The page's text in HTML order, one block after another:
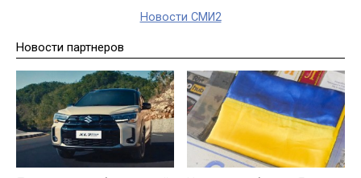
Новости СМИ2
Новости партнеров